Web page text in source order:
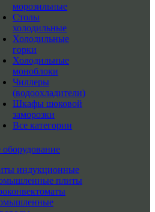
морозильные
Столы
холодильные
Холодильные
горки
Холодильные
моноблоки
Чиллеры
(водоохладители)
Шкафы шоковой
заморозки
Все категории
оборудование
индукционные
плиты